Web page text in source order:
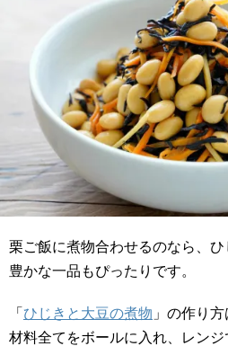
栗ご飯に煮物合わせるのなら、
豊かな一品もぴったりです。
「 ひじきと大豆の煮物 」の作り方
材料全てをボールに入れ、レンジ